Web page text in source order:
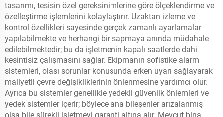
tasarımı, tesisin özel gereksinimlerine göre ölçeklendirme ve
özelleştirme işlemlerini kolaylaştırır. Uzaktan izleme ve
kontrol özellikleri sayesinde gerçek zamanlı ayarlamalar
yapılabilmekte ve herhangi bir sapmaya anında müdahale
edilebilmektedir; bu da işletmenin kapalı saatlerde dahi
kesintisiz çalışmasını sağlar. Ekipmanın sofistike alarm
sistemleri, olası sorunlar konusunda erken uyarı sağlayarak
maliyetli çevre değişikliklerinin önlenmesine yardımcı olur.
Ayrıca bu sistemler genellikle yedekli güvenlik önlemleri ve
yedek sistemler içerir; böylece ana bileşenler arızalanmış
olsa bile sürekli işletmeyi garanti altına alır. Mevcut bina